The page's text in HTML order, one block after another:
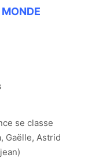
se classe
Gaëlle, Astrid